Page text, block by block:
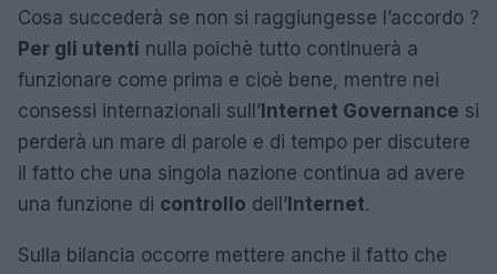
Cosa succederà se non si raggiungesse l’accordo ?
Per gli utenti nulla poichè tutto continuerà a
funzionare come prima e cioè bene, mentre nei
consessi internazionali sull’ Internet Governance si
perderà un mare di parole e di tempo per discutere
il fatto che una singola nazione continua ad avere
una funzione di controllo dell’ Internet.
Sulla bilancia occorre mettere anche il fatto che